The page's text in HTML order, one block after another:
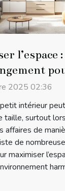
l’espace
intérieurs
2025 02:36
intérieur
surtout
affaires de
de
maximiser